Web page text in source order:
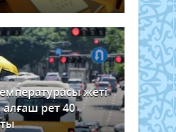
жеті
рет 40